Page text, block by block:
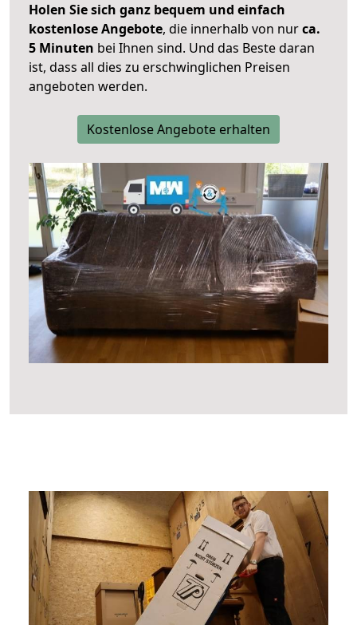
Holen Sie sich ganz bequem und einfach
kostenlose Angebote, die innerhalb von nurca.
5 Minuten bei Ihnen sind. Und das Beste daran
ist, dass all dies zu erschwinglichen Preisen
angeboten werden.
Kostenlose Angebote erhalten